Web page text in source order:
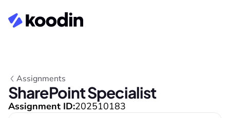
Assignments
SharePoint Specialist
Assignment ID:202510183